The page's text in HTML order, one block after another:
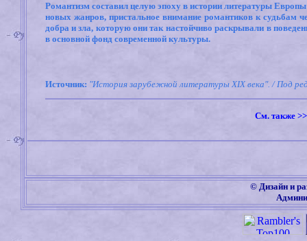
Романтизм составил целую эпоху в истории литературы
новых жанров, пристальное внимание романтиков к судьбам
добра и зла, которую они так настойчиво раскрывали в
в основной фонд современной культуры.
Источник: "История зарубежной литературы XIX века". / Под
См. также
© Дизайн и